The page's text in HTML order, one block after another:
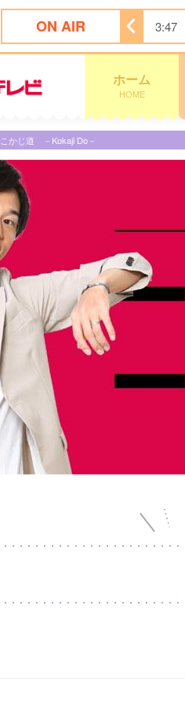
ON AIR 3:47
ホーム
HOME
こかじ道 －Kokaji Do－